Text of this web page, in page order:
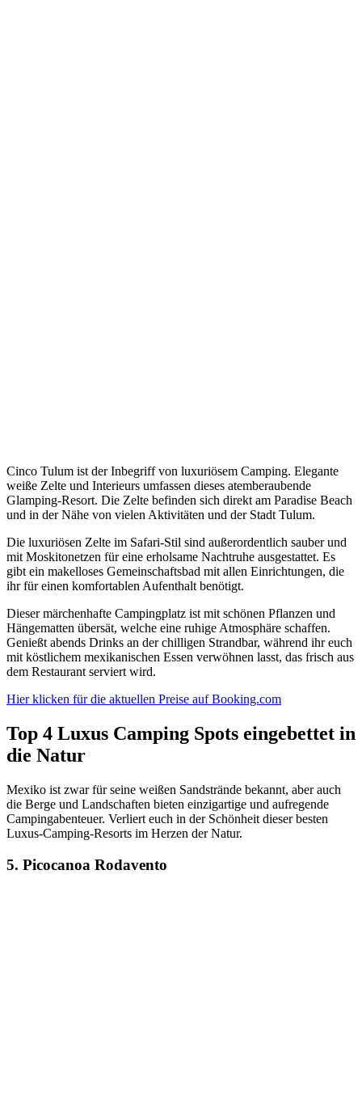
Cinco Tulum ist der Inbegriff von luxuriösem Camping. Elegante
weiße Zelte und Interieurs umfassen dieses atemberaubende
Glamping-Resort. Die Zelte befinden sich direkt am Paradise Beach
und in der Nähe von vielen Aktivitäten und der Stadt Tulum.
Die luxuriösen Zelte im Safari-Stil sind außerordentlich sauber und
mit Moskitonetzen für eine erholsame Nachtruhe ausgestattet. Es
gibt ein makelloses Gemeinschaftsbad mit allen Einrichtungen, die
ihr für einen komfortablen Aufenthalt benötigt.
Dieser märchenhafte Campingplatz ist mit schönen Pflanzen und
Hängematten übersät, welche eine ruhige Atmosphäre schaffen.
Genießt abends Drinks an der chilligen Strandbar, während ihr euch
mit köstlichem mexikanischen Essen verwöhnen lasst, das frisch aus
dem Restaurant serviert wird.
Hier klicken für die aktuellen Preise auf Booking.com
Top 4 Luxus Camping Spots eingebettet in
die Natur
Mexiko ist zwar für seine weißen Sandstrände bekannt, aber auch
die Berge und Landschaften bieten einzigartige und aufregende
Campingabenteuer. Verliert euch in der Schönheit dieser besten
Luxus-Camping-Resorts im Herzen der Natur.
5. Picocanoa Rodavento